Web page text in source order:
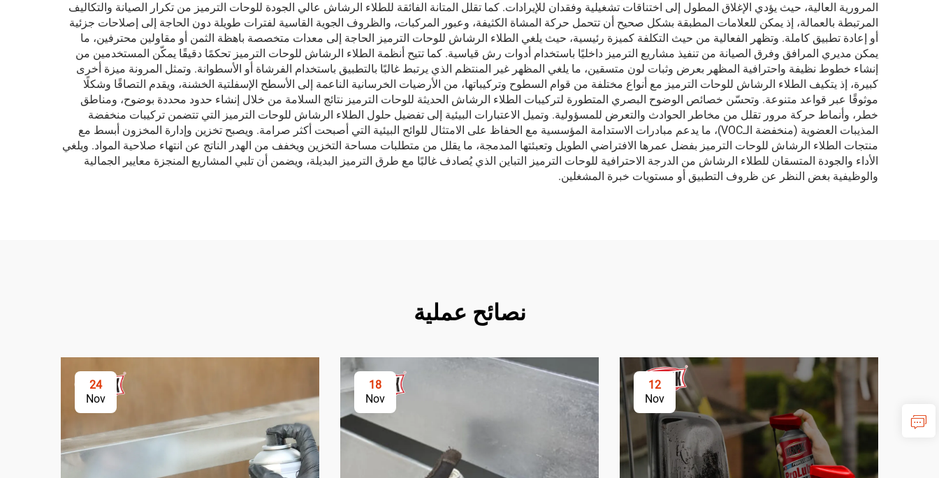
المرورية العالية، حيث يؤدي الإغلاق المطول إلى اختناقات تشغيلية وفقدان للإيرادات. كما تقلل المتانة الفائقة للطلاء الرشاش عالي الجودة للوحات الترميز من تكرار الصيانة والتكاليف
المرتبطة بالعمالة، إذ يمكن للعلامات المطبقة بشكل صحيح أن تتحمل حركة المشاة الكثيفة، وعبور المركبات، والظروف الجوية القاسية لفترات طويلة دون الحاجة إلى إصلاحات جزئية
أو إعادة تطبيق كاملة. وتظهر الفعالية من حيث التكلفة كميزة رئيسية، حيث يلغي الطلاء الرشاش للوحات الترميز الحاجة إلى معدات متخصصة باهظة الثمن أو مقاولين محترفين، ما
يمكن مديري المرافق وفرق الصيانة من تنفيذ مشاريع الترميز داخليًا باستخدام أدوات رش قياسية. كما تتيح أنظمة الطلاء الرشاش للوحات الترميز تحكمًا دقيقًا يمكّن المستخدمين من
إنشاء خطوط نظيفة واحترافية المظهر بعرض وثبات لون متسقين، ما يلغي المظهر غير المنتظم الذي يرتبط غالبًا بالتطبيق باستخدام الفرشاة أو الأسطوانة. وتمثل المرونة ميزة أخرى
كبيرة، إذ يتكيف الطلاء الرشاش للوحات الترميز مع أنواع مختلفة من قوام السطوح وتركيباتها، من الأرضيات الخرسانية الناعمة إلى الأسطح الإسفلتية الخشنة، ويقدم التصاقًا وشكلًا
موثوقًا عبر قواعد متنوعة. وتحسّن خصائص الوضوح البصري المتطورة لتركيبات الطلاء الرشاش الحديثة للوحات الترميز نتائج السلامة من خلال إنشاء حدود محددة بوضوح، ومناطق
خطر، وأنماط حركة مرور تقلل من مخاطر الحوادث والتعرض للمسؤولية. وتميل الاعتبارات البيئية إلى تفضيل حلول الطلاء الرشاش للوحات الترميز التي تتضمن تركيبات منخفضة
المذيبات العضوية (منخفضة الـVOC)، ما يدعم مبادرات الاستدامة المؤسسية مع الحفاظ على الامتثال للوائح البيئية التي أصبحت أكثر صرامة. ويصبح تخزين وإدارة المخزون أبسط مع
منتجات الطلاء الرشاش للوحات الترميز بفضل عمرها الافتراضي الطويل وتعبئتها المدمجة، ما يقلل من متطلبات مساحة التخزين ويخفف من الهدر الناتج عن انتهاء صلاحية المواد. ويلغي
الأداء والجودة المتسقان للطلاء الرشاش من الدرجة الاحترافية للوحات الترميز التباين الذي يُصادف غالبًا مع طرق الترميز البديلة، ويضمن أن تلبي المشاريع المنجزة معايير الجمالية
والوظيفية بغض النظر عن ظروف التطبيق أو مستويات خبرة المشغلين.
نصائح عملية
12
Nov
18
Nov
24
Nov